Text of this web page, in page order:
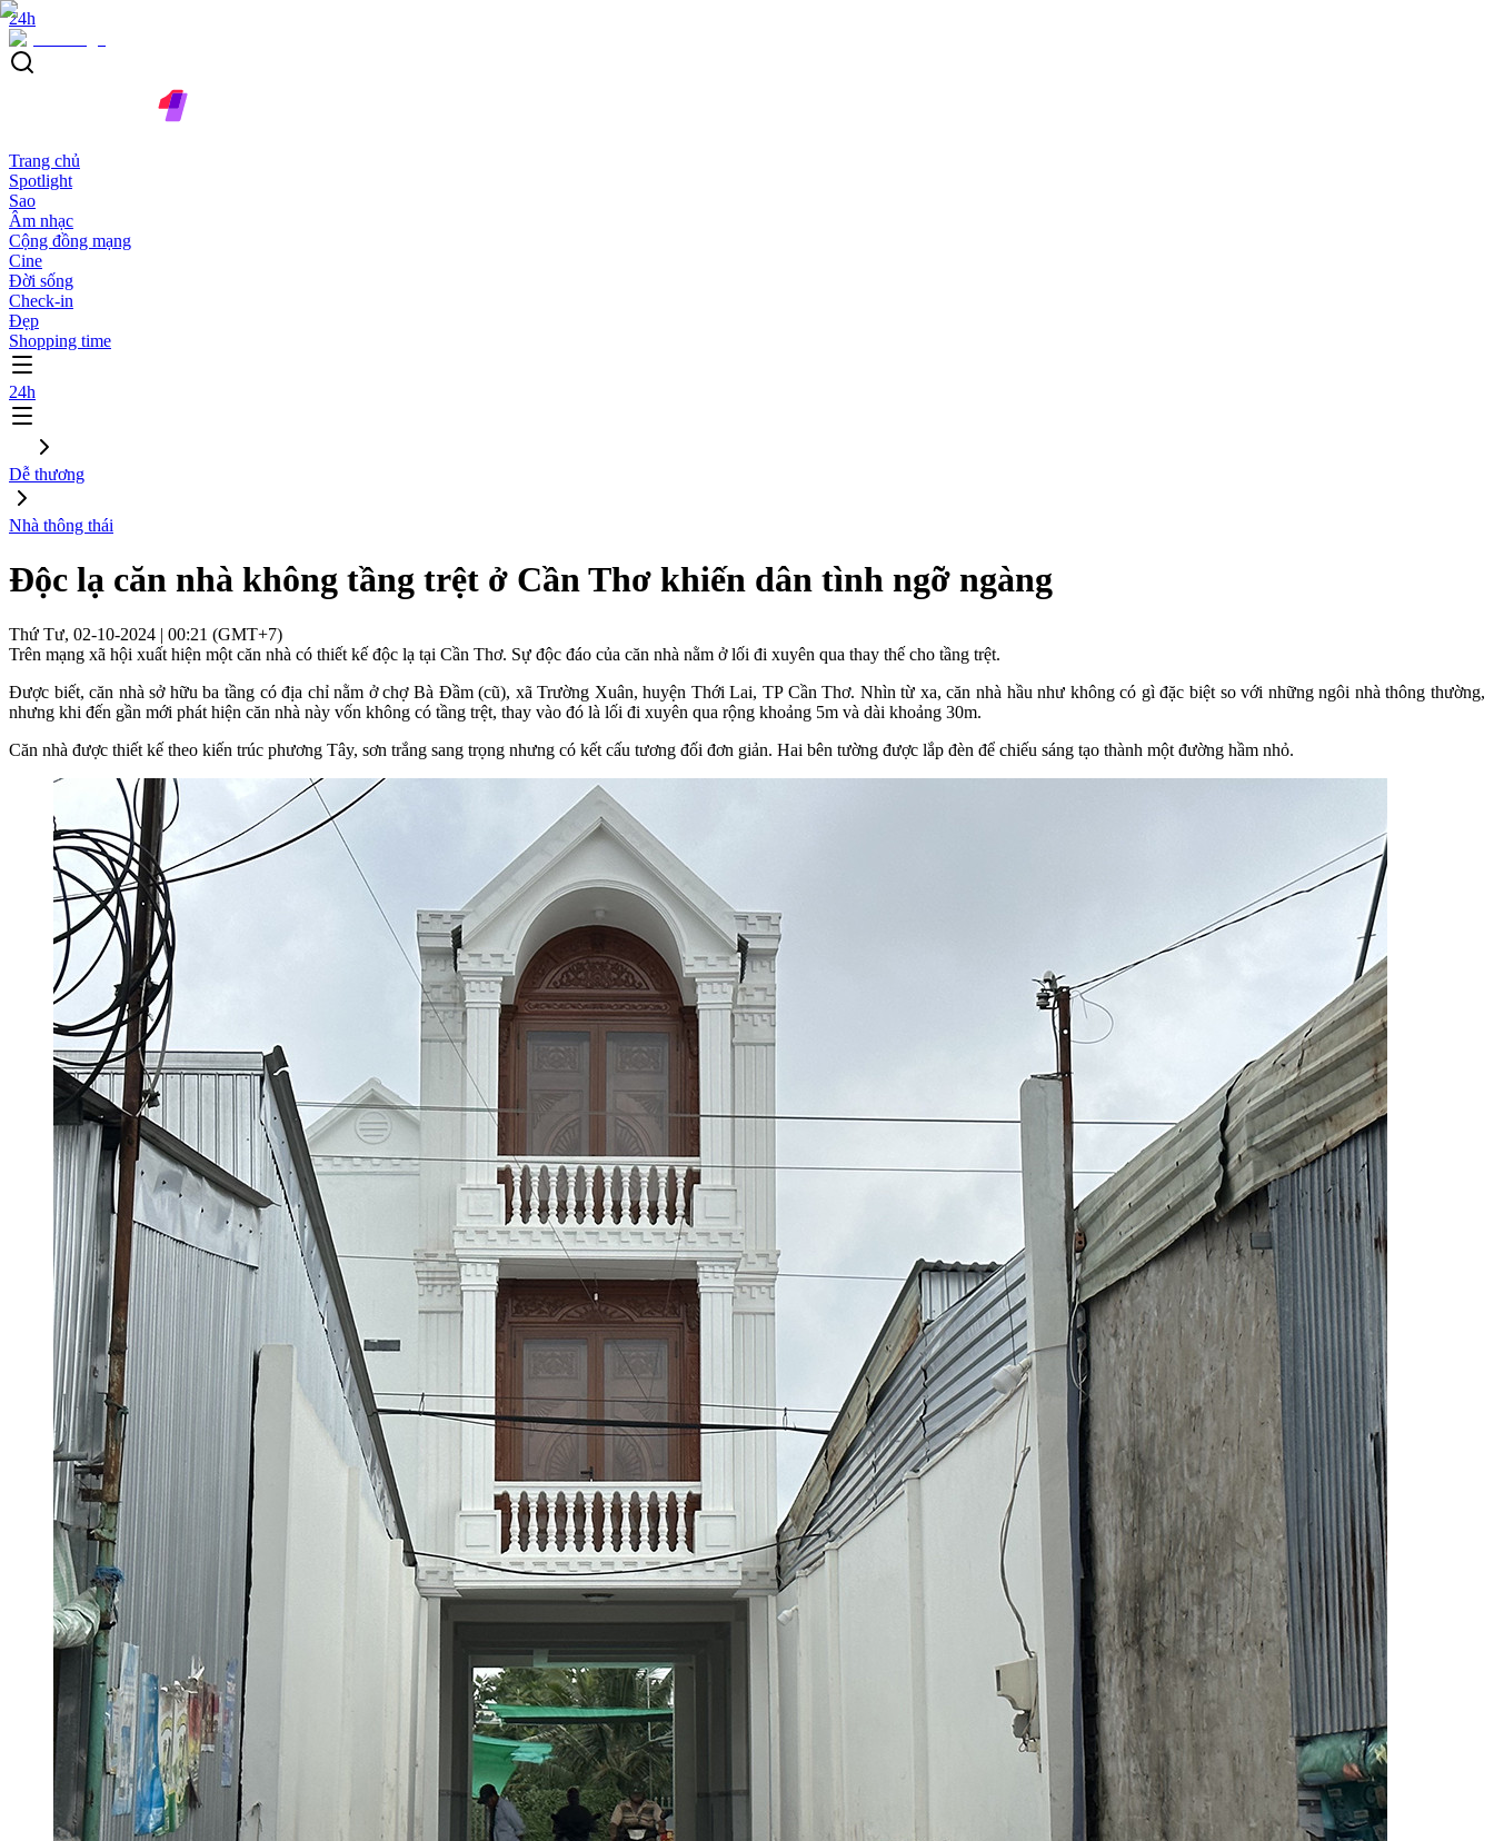
24h
Trang chủ
Spotlight
Sao
Âm nhạc
Cộng đồng mạng
Cine
Đời sống
Check-in
Đẹp
Shopping time
24h
Dễ thương
Nhà thông thái
Độc lạ căn nhà không tầng trệt ở Cần Thơ khiến dân tình ngỡ ngàng
Thứ Tư, 02-10-2024 | 00:21 (GMT+7)
Trên mạng xã hội xuất hiện một căn nhà có thiết kế độc lạ tại Cần Thơ. Sự độc đáo của căn nhà nằm ở lối đi xuyên qua thay thế cho tầng trệt.
Được biết, căn nhà sở hữu ba tầng có địa chỉ nằm ở chợ Bà Đầm (cũ), xã Trường Xuân, huyện Thới Lai, TP Cần Thơ. Nhìn từ xa, căn nhà hầu như không có gì đặc biệt so với những ngôi nhà thông thường,
nhưng khi đến gần mới phát hiện căn nhà này vốn không có tầng trệt, thay vào đó là lối đi xuyên qua rộng khoảng 5m và dài khoảng 30m.
Căn nhà được thiết kế theo kiến trúc phương Tây, sơn trắng sang trọng nhưng có kết cấu tương đối đơn giản. Hai bên tường được lắp đèn để chiếu sáng tạo thành một đường hầm nhỏ.